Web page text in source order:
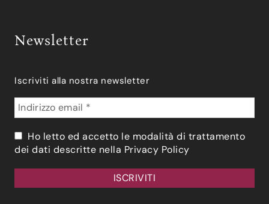
Newsletter
Iscriviti alla nostra newsletter
Ho letto ed accetto le modalità di trattamento
dei dati descritte nella Privacy Policy